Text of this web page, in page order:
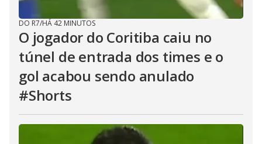
DO R7/HÁ 42 MINUTOS
O jogador do Coritiba caiu no
túnel de entrada dos times e o
gol acabou sendo anulado
#Shorts